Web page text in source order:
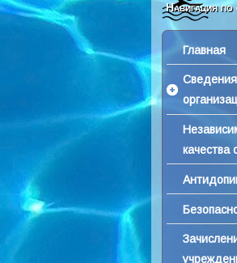
Навигация по
Главная
качества